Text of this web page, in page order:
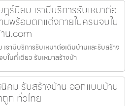
ร์นิยม เรามีบริการรับเหมาต่อ
นพร้อมตกแต่งภายในครบจบใน
น.com
รามีบริการรับเหมาต่อเติมบ้านและรับสร้าง
นที่เดียว รับเหมาสร้างบ้า
คม รับสร้างบ้าน ออกแบบบ้าน
ถูก ทั่วไทย